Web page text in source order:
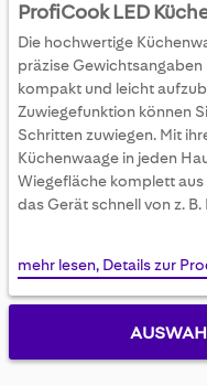
ProfiCook LED
Die hochwertige
präzise
kompakt und leicht
Zuwiegefunktion können
Schritten zuwiegen. Mit
Küchenwaage in jeden
Wiegefläche komplett
das Gerät schnell von z.
mehr lesen, Details zur